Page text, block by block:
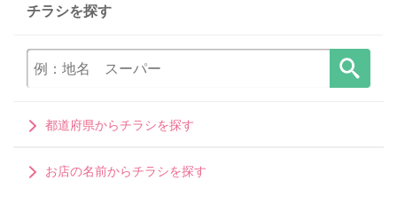
チラシを探す
都道府県からチラシを探す
お店の名前からチラシを探す